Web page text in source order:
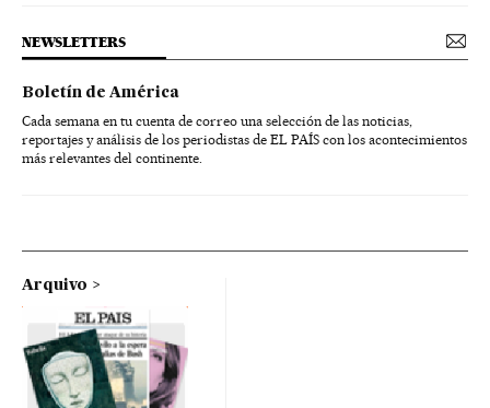
NEWSLETTERS
Boletín de América
Cada semana en tu cuenta de correo una selección de las noticias,
reportajes y análisis de los periodistas de EL PAÍS con los acontecimientos
más relevantes del continente.
Arquivo